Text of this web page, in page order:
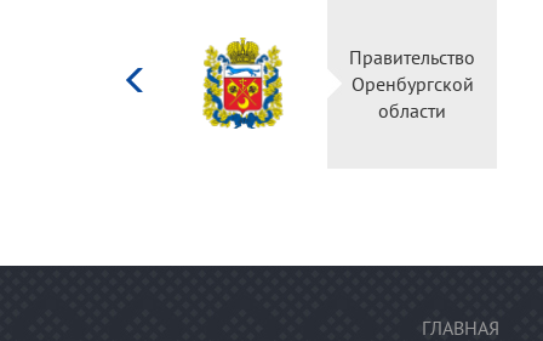
Министерство
культуры
Российской
федерации
ГЛАВНАЯ